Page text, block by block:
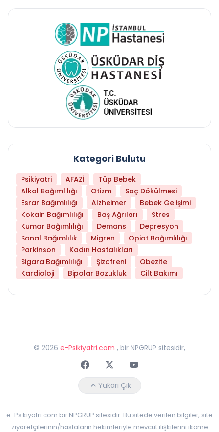
Kategori Bulutu
Psikiyatri AFAZİ
Tüp Bebek
Alkol Bağımlılığı
Otizm
Saç Dökülmesi
Esrar Bağımlılığı
Alzheimer
Bebek Gelişimi
Kokain Bağımlılığı
Baş Ağrıları
Stres
Kumar Bağımlılığı
Demans
Depresyon
Sanal Bağımlılık
Migren
Opiat Bağımlılığı
Parkinson
Kadın Hastalıkları
Sigara Bağımlılığı
Şizofreni
Obezite
Kardioloji
Bipolar Bozukluk Cilt Bakımı
© 2026 e-Psikiyatri.com , bir NPGRUP sitesidir,
FaceebokTwitterYoutube
Yukarı Çık
e-Psikiyatri.com bir NPGRUP sitesidir. Bu sitede verilen bilgiler, site
ziyaretçilerinin/hastaların hekimleriyle mevcut ilişkilerini ikame